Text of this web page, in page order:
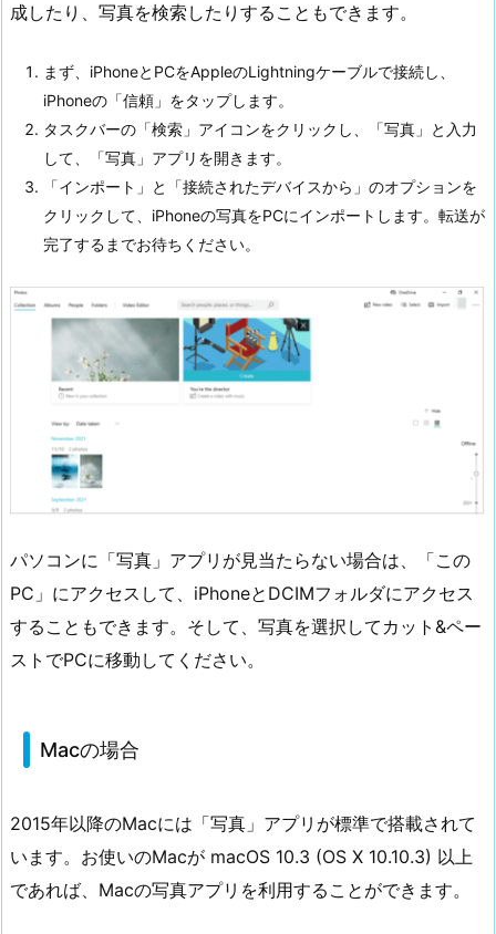
成したり、写真を検索したりすることもできます。
まず、iPhoneとPCをAppleのLightningケーブルで接続し、
iPhoneの「信頼」をタップします。
タスクバーの「検索」アイコンをクリックし、「写真」と入力
して、「写真」アプリを開きます。
「インポート」と「接続されたデバイスから」のオプションを
クリックして、iPhoneの写真をPCにインポートします。転送が
完了するまでお待ちください。
パソコンに「写真」アプリが見当たらない場合は、「この
PC」にアクセスして、iPhoneとDCIMフォルダにアクセス
することもできます。そして、写真を選択してカット&ペー
ストでPCに移動してください。
Macの場合
2015年以降のMacには「写真」アプリが標準で搭載されて
います。お使いのMacが macOS 10.3 (OS X 10.10.3) 以上
であれば、Macの写真アプリを利用することができます。